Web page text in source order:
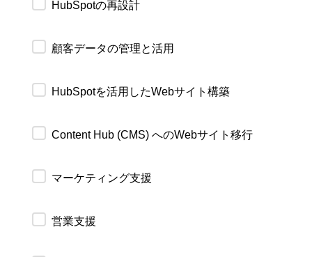
HubSpotの再設計
顧客データの管理と活用
HubSpotを活用したWebサイト構築
Content Hub (CMS) へのWebサイト移行
マーケティング支援
営業支援